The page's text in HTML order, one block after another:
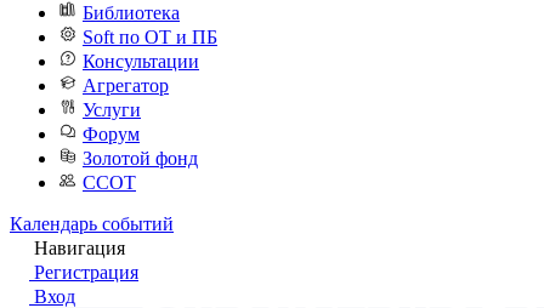
Библиотека
Soft по ОТ и ПБ
Консультации
Агрегатор
Услуги
Форум
Золотой фонд
ССОТ
Календарь событий
Навигация
Регистрация
Вход